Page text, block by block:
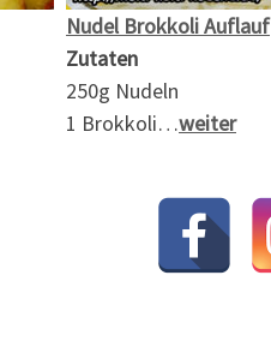
Nudel Brokkoli Auflauf
Zutaten
250g Nudeln
1 Brokkoli…weiter